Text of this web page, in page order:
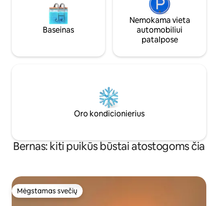
Baseinas
Nemokama vieta
automobiliui
patalpose
Oro kondicionierius
Bernas: kiti puikūs būstai atostogoms čia
Mėgstamas svečių
Mėgstamas svečių